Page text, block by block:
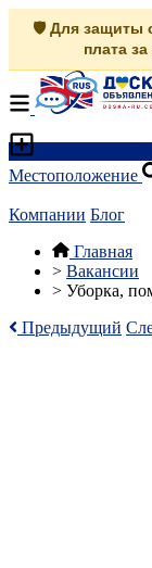
🛡️ Для защиты
плата
Местоположение
Компании Блог
Главная
> Вакансии
> Уборка,
Предыдущий